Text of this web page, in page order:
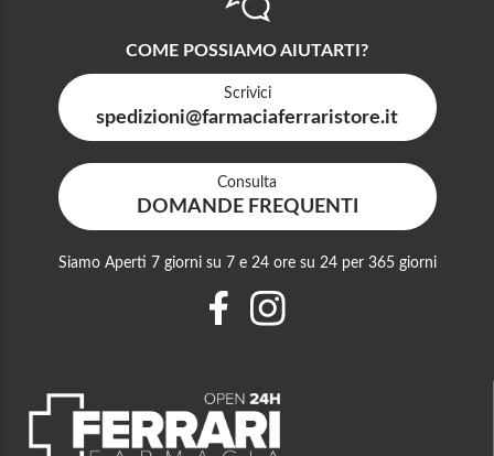
COME POSSIAMO AIUTARTI?
Scrivici
spedizioni@farmaciaferraristore.it
Consulta
DOMANDE FREQUENTI
Siamo Aperti 7 giorni su 7 e 24 ore su 24 per 365 giorni